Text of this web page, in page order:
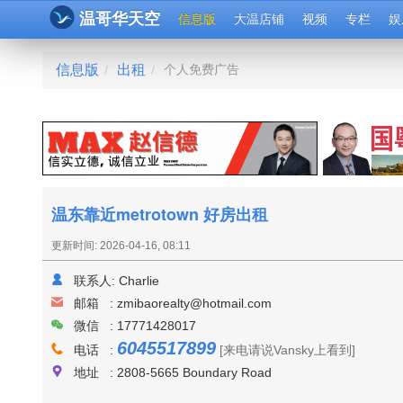
温哥华天空 信息版 大温店铺 视频 专栏
信息版 / 出租 / 个人免费广告
温东靠近metrotown 好房出租
更新时间: 2026-04-16, 08:11
联系人: Charlie
邮箱 : zmibaorealty@hotmail.com
微信 : 17771428017
电话 : 6045517899 [来电请说Vansky上看到]
地址 : 2808-5665 Boundary Road